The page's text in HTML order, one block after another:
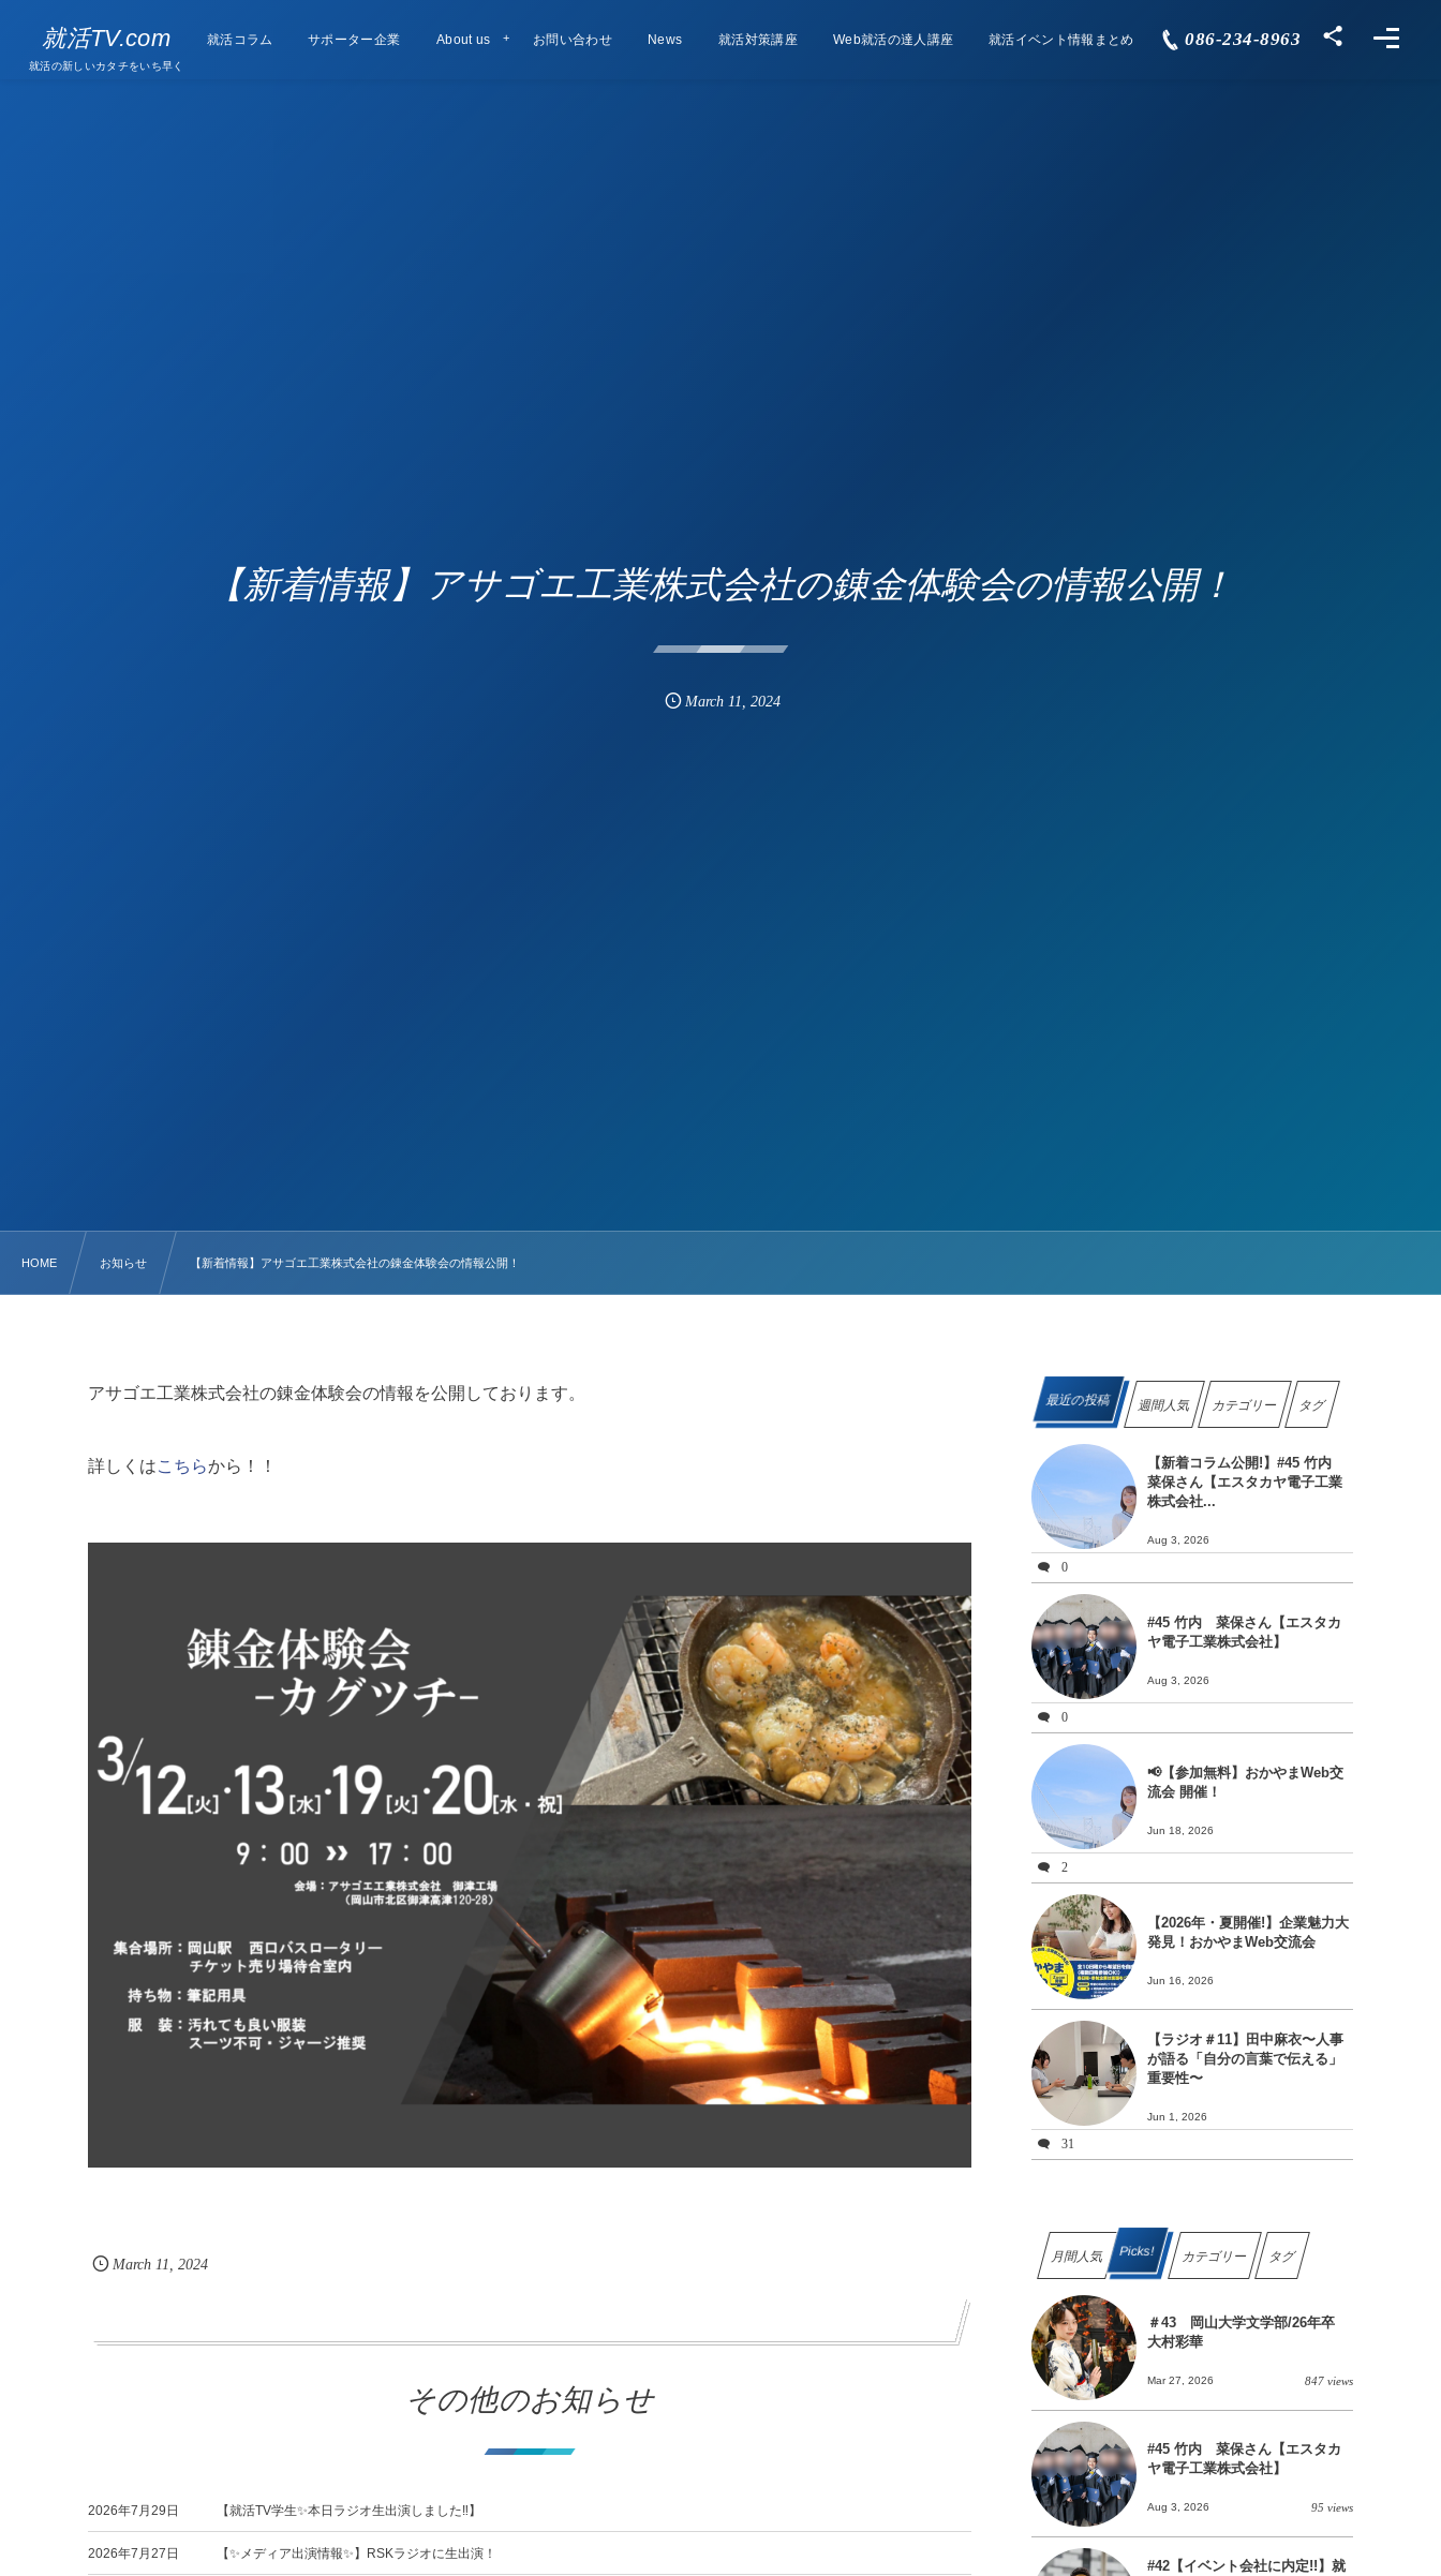
就活TV.com
就活の新しいカタチをいち早く
就活コラム
Column サポーター企業
Supporter
companies
About us お問い合わせ
Contact News
お知らせ 就活対策講座
Lesson Web就活の達人講座
Course 就活イベント情報まとめ
Events 086-234-8963
【新着情報】アサゴエ工業株式会社の錬金体験会の情報公開！
March 11,2024
HOME お知らせ 【新着情報】アサゴエ工業株式会社の錬金体験会の情報公開！
アサゴエ工業株式会社の錬金体験会の情報を公開しております。
詳しくはこちらから！！
March 11,2024
その他のお知らせ
2026年7月29日 【就活TV学生✨本日ラジオ生出演しました‼️】
2026年7月27日 【✨メディア出演情報✨】RSKラジオに生出演！
最近の投稿 週間人気 カテゴリー タグ
【新着コラム公開!】#45 竹内
菜保さん【エスタカヤ電子工業
株式会社...
Aug 3, 2026
0
#45 竹内 菜保さん【エスタカ
ヤ電子工業株式会社】
Aug 3, 2026
0
📢【参加無料】おかやまWeb交
流会 開催！
Jun 18, 2026
2
【2026年・夏開催!】企業魅力大
発見！おかやまWeb交流会
Jun 16, 2026
【ラジオ＃11】田中麻衣〜人事
が語る「自分の言葉で伝える」
重要性〜
Jun 1, 2026
31
月間人気 Picks! カテゴリー タグ
＃43 岡山大学文学部/26年卒
大村彩華
Mar 27, 2026 847 views
#45 竹内 菜保さん【エスタカ
ヤ電子工業株式会社】
Aug 3, 2026 95 views
#42【イベント会社に内定!!】就